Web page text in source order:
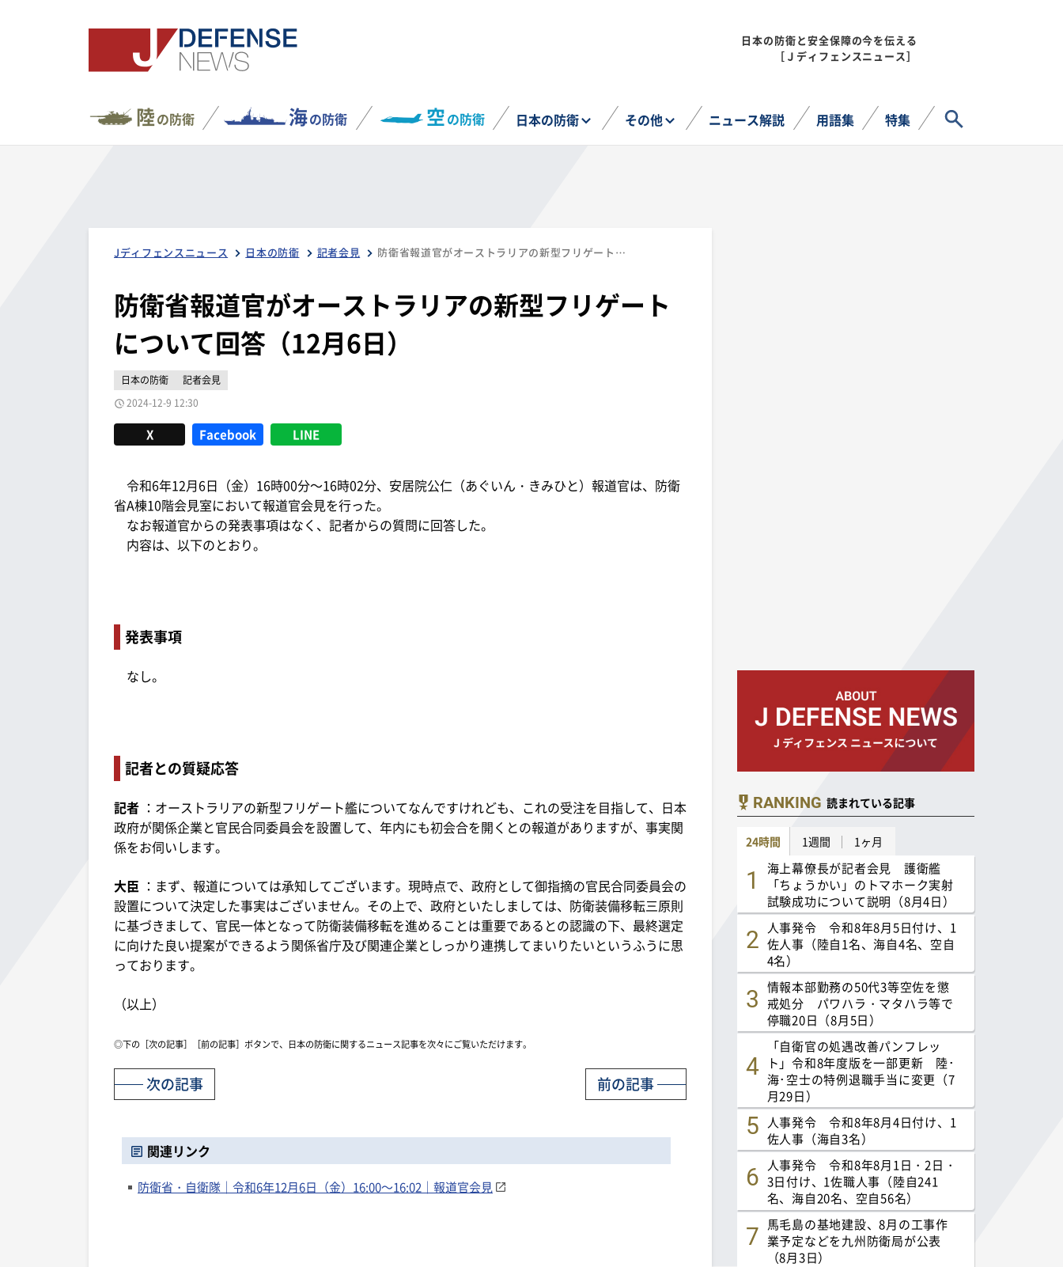
日本の防衛と安全保障の今を伝える
［Ｊディフェンスニュース］
陸の防衛 海の防衛 空の防衛 日本の防衛 その他 ニュース解説 用語集 特集
Jディフェンスニュース 日本の防衛 記者会見 防衛省報道官がオーストラリアの新型フリゲートについて回答（12月6日）
防衛省報道官がオーストラリアの新型フリゲート
について回答（12月6日）
日本の防衛
記者会見
2024-12-9 12:30
X Facebook LINE
令和6年12月6日（金）16時00分～16時02分、安居院公仁（あぐいん・きみひと）報道官は、防衛
省A棟10階会見室において報道官会見を行った。
なお報道官からの発表事項はなく、記者からの質問に回答した。
内容は、以下のとおり。
発表事項
なし。
記者との質疑応答
記者 ：オーストラリアの新型フリゲート艦についてなんですけれども、これの受注を目指して、日本
政府が関係企業と官民合同委員会を設置して、年内にも初会合を開くとの報道がありますが、事実関
係をお伺いします。
大臣 ：まず、報道については承知してございます。現時点で、政府として御指摘の官民合同委員会の
設置について決定した事実はございません。その上で、政府といたしましては、防衛装備移転三原則
に基づきまして、官民一体となって防衛装備移転を進めることは重要であるとの認識の下、最終選定
に向けた良い提案ができるよう関係省庁及び関連企業としっかり連携してまいりたいというふうに思
っております。
（以上）
◎下の［次の記事］［前の記事］ボタンで、日本の防衛に関するニュース記事を次々にご覧いただけます。
前の記事
次の記事
関連リンク
防衛省・自衛隊｜令和6年12月6日（金）16:00～16:02｜報道官会見
RANKING 読まれている記事
24時間 1週間 1ヶ月
海上幕僚長が記者会見 護衛艦
「ちょうかい」のトマホーク実射
試験成功について説明（8月4日）
人事発令 令和8年8月5日付け、1
佐人事（陸自1名、海自4名、空自
4名）
情報本部勤務の50代3等空佐を懲
戒処分 パワハラ・マタハラ等で
停職20日（8月5日）
「自衛官の処遇改善パンフレッ
ト」令和8年度版を一部更新 陸･
海･空士の特例退職手当に変更（7
月29日）
人事発令 令和8年8月4日付け、1
佐人事（海自3名）
人事発令 令和8年8月1日・2日・
3日付け、1佐職人事（陸自241
名、海自20名、空自56名）
馬毛島の基地建設、8月の工事作
業予定などを九州防衛局が公表
（8月3日）